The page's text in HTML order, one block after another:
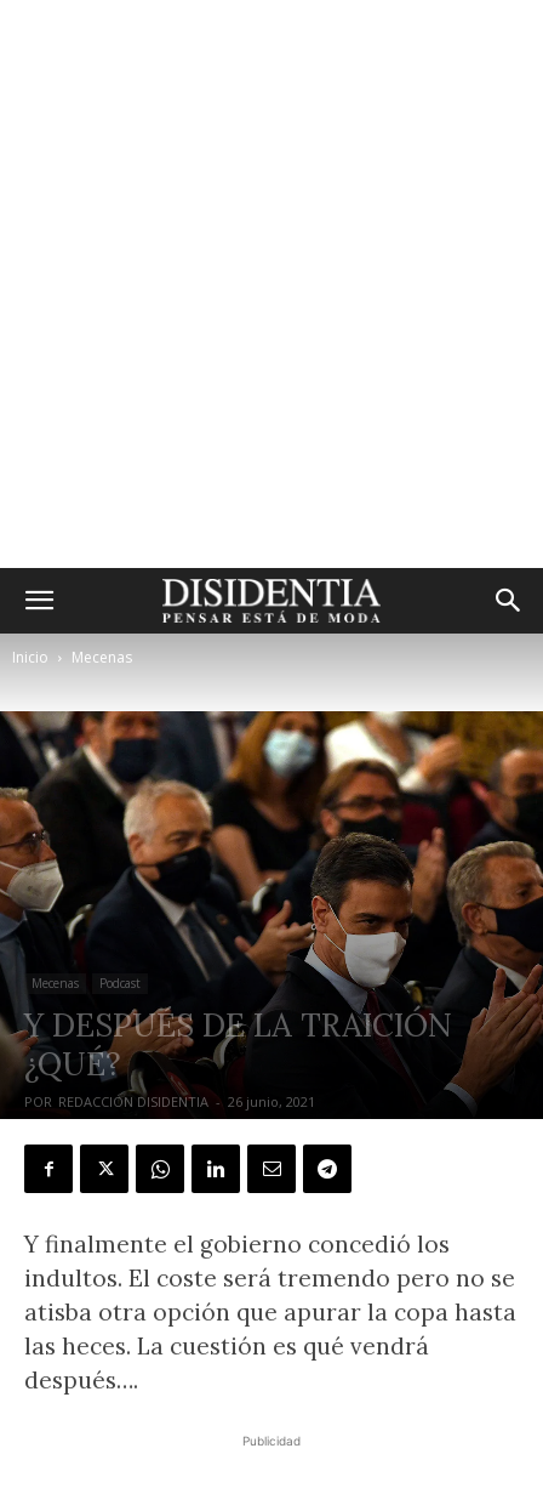
Inicio Mecenas
Mecenas Podcast
Y DESPUÉS DE LA TRAICIÓN
¿QUÉ?
POR REDACCIÓN DISIDENTIA - 26 junio, 2021
Y finalmente el gobierno concedió los
indultos. El coste será tremendo pero no se
atisba otra opción que apurar la copa hasta
las heces. La cuestión es qué vendrá
después….
Publicidad